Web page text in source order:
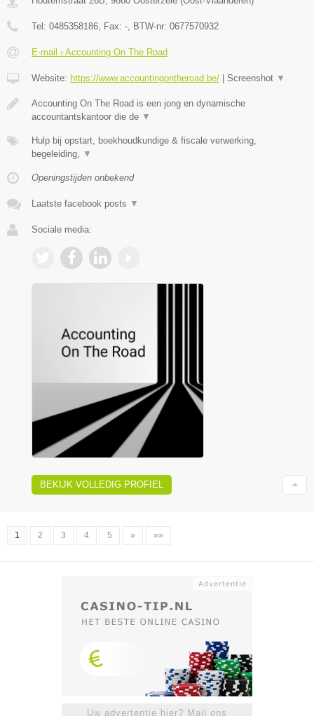
Tel: 0485358186, Fax: -, BTW-nr: 0677570932
E-mail › Accounting On The Road
Website: https://www.accountingontheroad.be/ Screenshot ▼
Accounting On The Road is een jong en dynamische
accountantskantoor die de ▼
Hulp bij opstart, boekhoudkundige & fiscale verwerking,
begeleiding, ▼
Openingstijden onbekend
Laatste facebook posts ▼
Sociale media:
BEKIJK VOLLEDIG PROFIEL
1 2 3 4 5 » »»
Uw advertentie hier? Mail ons